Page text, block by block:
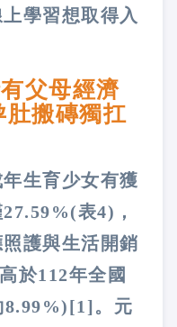
學習想取得入
父母經濟
肚搬磚獨扛
生育少女有獲
表4)，
護與生活開銷
於112年全國
8.99%)[1]。元